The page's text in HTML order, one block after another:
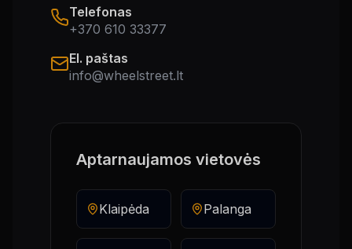
Telefonas
+370 610 33377
El. paštas
info@wheelstreet.lt
Aptarnaujamos vietovės
Klaipėda Palanga